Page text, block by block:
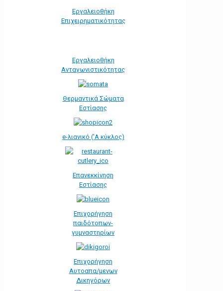
Εργαλειοθήκη
Eπιχειρηματικότητας
Εργαλειοθήκη
Ανταγωνιστικότητας
Θερμαντικά Σώματα
Εστίασης
e-λιανικό ('Α κύκλος)
Επανεκκίνηση
Εστίασης
Επιχορήγηση
παιδότοπων-
γυμναστηρίων
Επιχορήγηση
Αυτοαπα/μενων
Δικηγόρων